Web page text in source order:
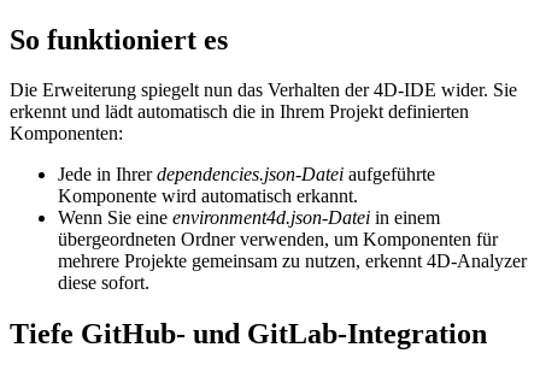
So funktioniert es
Die Erweiterung spiegelt nun das Verhalten der 4D-IDE wider. Sie
erkennt und lädt automatisch die in Ihrem Projekt definierten
Komponenten:
Jede in Ihrerdependencies.json-Datei aufgeführte
Komponente wird automatisch erkannt.
Wenn Sie eine environment4d.json-Datei in einem
übergeordneten Ordner verwenden, um Komponenten für
mehrere Projekte gemeinsam zu nutzen, erkennt 4D-Analyzer
diese sofort.
Tiefe GitHub- und GitLab-Integration